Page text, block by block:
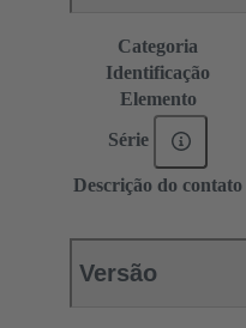
Categoria
Identificação
Elemento
Série
Descrição do contato
Versão